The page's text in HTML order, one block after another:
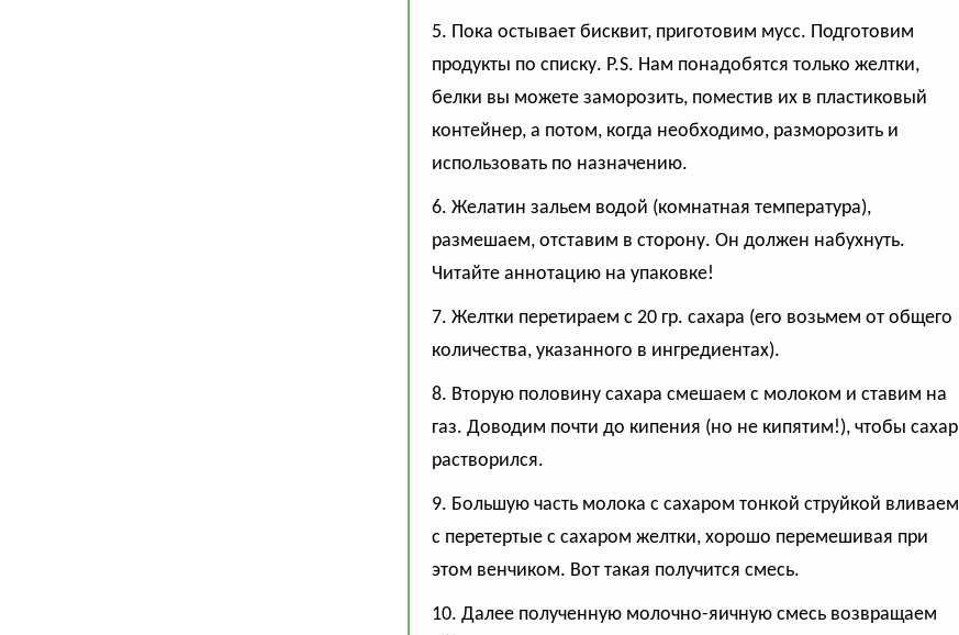
5. Пока остывает бисквит, приготовим мусс. Подготовим
продукты по списку. P.S. Нам понадобятся только желтки,
белки вы можете заморозить, поместив их в пластиковый
контейнер, а потом, когда необходимо, разморозить и
использовать по назначению.
6. Желатин зальем водой (комнатная температура),
размешаем, отставим в сторону. Он должен набухнуть.
Читайте аннотацию на упаковке!
7. Желтки перетираем с 20 гр. сахара (его возьмем от общего
количества, указанного в ингредиентах).
8. Вторую половину сахара смешаем с молоком и ставим на
газ. Доводим почти до кипения (но не кипятим!), чтобы сахар
растворился.
9. Большую часть молока с сахаром тонкой струйкой вливаем
с перетертые с сахаром желтки, хорошо перемешивая при
этом венчиком. Вот такая получится смесь.
10. Далее полученную молочно-яичную смесь возвращаем